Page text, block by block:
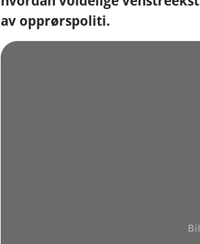
av opprørspoliti.